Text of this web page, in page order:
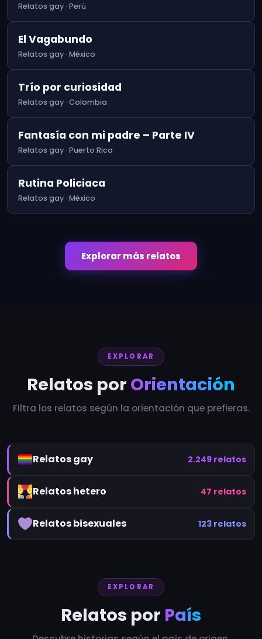
Relatos gay · Perú
El Vagabundo
Relatos gay · México
Trío por curiosidad
Relatos gay · Colombia
Fantasía con mi padre – Parte IV
Relatos gay · Puerto Rico
Rutina Policiaca
Relatos gay · México
Explorar más relatos
EXPLORAR
Relatos por Orientación
Filtra los relatos según la orientación que prefieras.
Relatos gay 2.249 relatos
Relatos hetero 47 relatos
Relatos bisexuales 123 relatos
EXPLORAR
Relatos por País